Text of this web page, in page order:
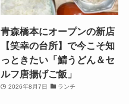
青森橋本にオープンの新店
【笑幸の台所】で今こそ知
っときたい「鯖うどん＆セ
ルフ唐揚げご飯」
2026年8月7日 ランチ